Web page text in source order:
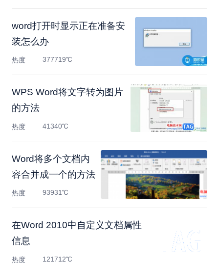
word打开时显示正在准备安
装怎么办
热度 377719℃
WPS Word将文字转为图片
的方法
热度 41340℃
Word将多个文档内
容合并成一个的方法
热度 93931℃
在Word 2010中自定义文档属性
信息
热度 121712℃